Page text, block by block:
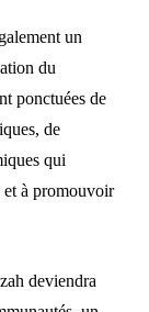
un
du
ponctuées de
de
qui
à promouvoir
deviendra